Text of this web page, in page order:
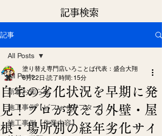
​記事検索
記事
All Posts
新着お知らせ
施工事例【ビフォーアフター】
施工事例【作業内容】
All Posts
自宅の劣化状況を早期に発
見！プロが教える外壁・屋
根・場所別の経年劣化サイ
塗り替え専門店いろことば代表：盛合大翔
6月22日 読了時間: 15分